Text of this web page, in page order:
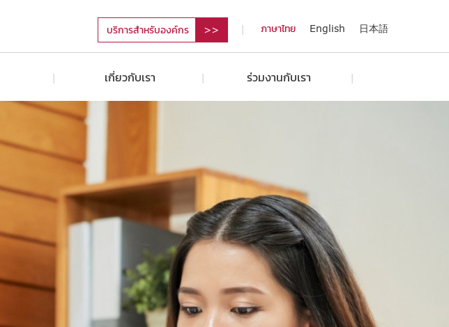
บริการสำหรับองค์กร ภาษาไทย English 日本語
เกี่ยวกับเรา ร่วมงานกับเรา